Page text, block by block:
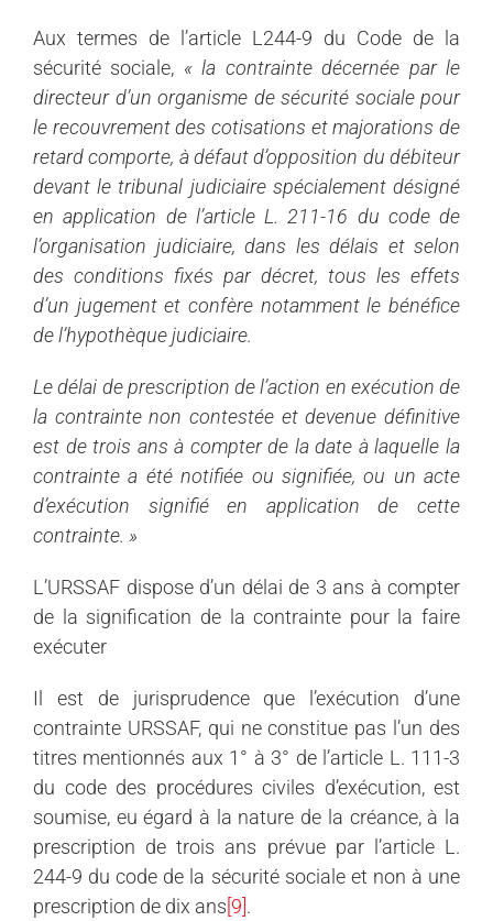
Aux termes de l’article L244-9 du Code de la
sécurité sociale, « la contrainte décernée par le
directeur d’un organisme de sécurité sociale pour
le recouvrement des cotisations et majorations de
retard comporte, à défaut d’opposition du débiteur
devant le tribunal judiciaire spécialement désigné
en application de l’article L. 211-16 du code de
l’organisation judiciaire, dans les délais et selon
des conditions fixés par décret, tous les effets
d’un jugement et confère notamment le bénéfice
de l’hypothèque judiciaire.
Le délai de prescription de l’action en exécution de
la contrainte non contestée et devenue définitive
est de trois ans à compter de la date à laquelle la
contrainte a été notifiée ou signifiée, ou un acte
d’exécution signifié en application de cette
contrainte. »
L’URSSAF dispose d’un délai de 3 ans à compter
de la signification de la contrainte pour la faire
exécuter
Il est de jurisprudence que l’exécution d’une
contrainte URSSAF, qui ne constitue pas l’un des
titres mentionnés aux 1° à 3° de l’article L. 111-3
du code des procédures civiles d’exécution, est
soumise, eu égard à la nature de la créance, à la
prescription de trois ans prévue par l’article L.
244-9 du code de la sécurité sociale et non à une
prescription de dix ans [9] .